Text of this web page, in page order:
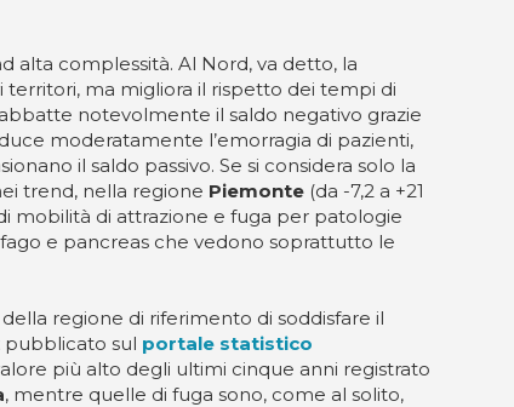
alta complessità. Al Nord, va detto, la
territori, ma migliora il rispetto dei tempi di
abbatte notevolmente il saldo negativo grazie
moderatamente l’emorragia di pazienti,
il saldo passivo. Se si considera solo la
trend, nella regione Piemonte (da -7,2 a +21
mobilità di attrazione e fuga per patologie
e pancreas che vedono soprattutto le
regione di riferimento di soddisfare il
sul portale statistico
più alto degli ultimi cinque anni registrato
, mentre quelle di fuga sono, come al solito,